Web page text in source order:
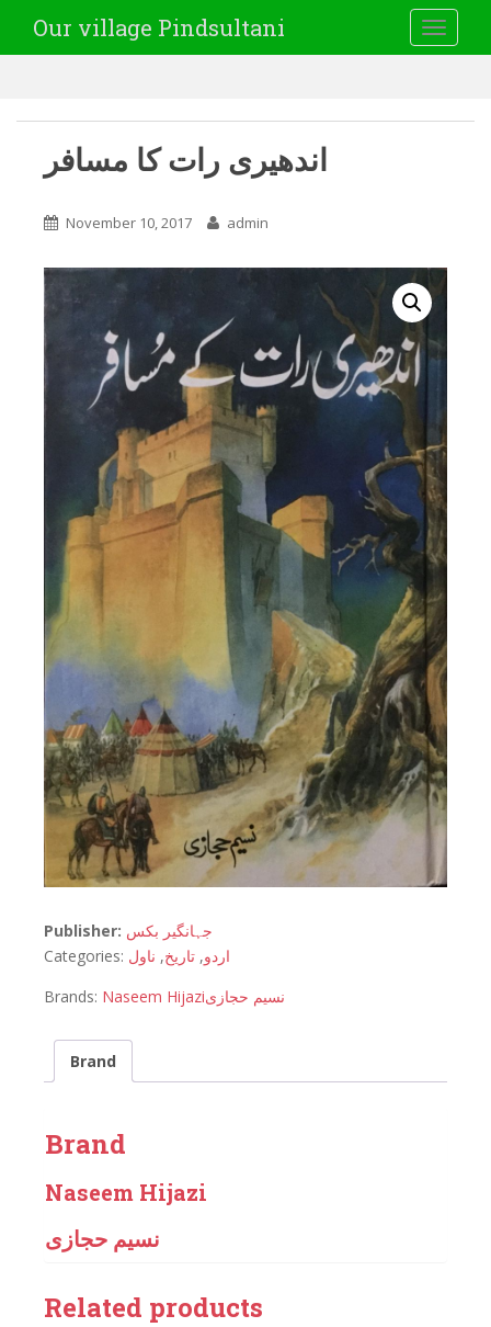
Our village Pindsultani
اندھیری رات کا مسافر
November 10, 2017 admin
Publisher: جہانگیر بکس
Categories:
اردو, تاریخ, ناول
Brands: Naseem Hijaziنسیم حجازی
Brand
Brand
Naseem Hijazi
نسیم حجازی
Related products